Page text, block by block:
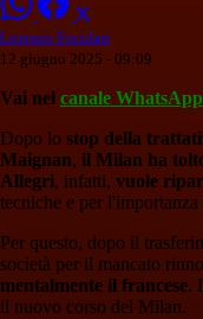
Lorenzo Focolari
12 giugno 2025 - 09:09
Vai nel canale WhatsApp
Dopo lo stop della
Maignan, il Milan ha
Allegri, infatti, vuole
tecniche e per
Per questo, dopo il
società per il mancato
mentalmente il francese.
il nuovo corso del Milan.